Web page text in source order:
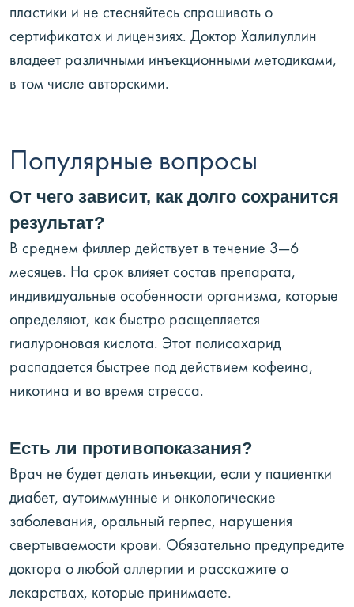
пластики и не стесняйтесь спрашивать о
сертификатах и лицензиях. Доктор Халилуллин
владеет различными инъекционными методиками,
в том числе авторскими.
Популярные вопросы
От чего зависит, как долго сохранится
результат?
В среднем филлер действует в течение 3—6
месяцев. На срок влияет состав препарата,
индивидуальные особенности организма, которые
определяют, как быстро расщепляется
гиалуроновая кислота. Этот полисахарид
распадается быстрее под действием кофеина,
никотина и во время стресса.
Есть ли противопоказания?
Врач не будет делать инъекции, если у пациентки
диабет, аутоиммунные и онкологические
заболевания, оральный герпес, нарушения
свертываемости крови. Обязательно предупредите
доктора о любой аллергии и расскажите о
лекарствах, которые принимаете.